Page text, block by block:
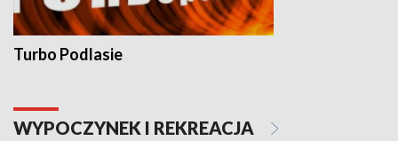
Turbo Podlasie
WYPOCZYNEK I REKREACJA